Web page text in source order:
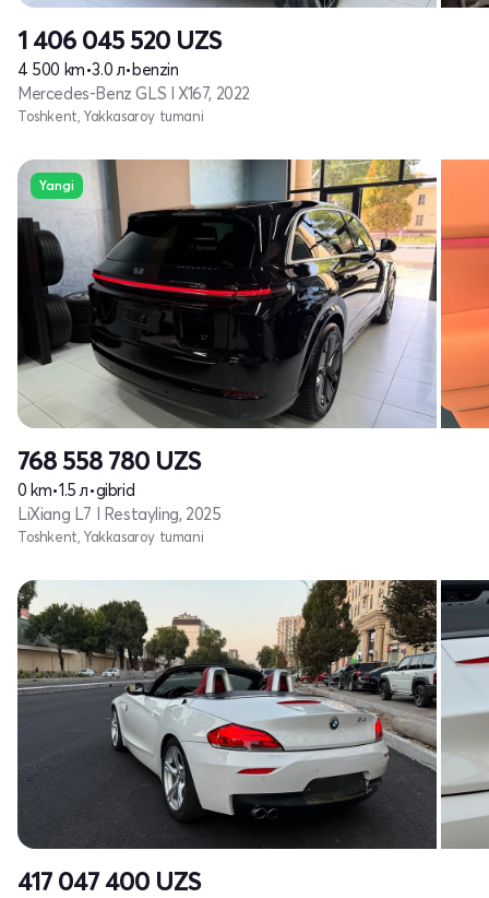
1 406 045 520 UZS
4 500 km•3.0 л•benzin
Mercedes-Benz GLS I X167, 2022
Toshkent, Yakkasaroy tumani
Yangi
768 558 780 UZS
0 km•1.5 л•gibrid
LiXiang L7 I Restayling, 2025
Toshkent, Yakkasaroy tumani
417 047 400 UZS